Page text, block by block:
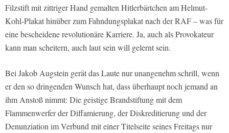
Filzstift mit zittriger Hand gemalten Hitlerbärtchen am Helmut-
Kohl-Plakat hinüber zum Fahndungsplakat nach der RAF – was für
eine bescheidene revolutionäre Karriere. Ja, auch als Provokateur
kann man scheitern, auch laut sein will gelernt sein.
Bei Jakob Augstein gerät das Laute nur unangenehm schrill, wenn
er den so dringenden Wunsch hat, dass überhaupt noch jemand an
ihm Anstoß nimmt: Die geistige Brandstiftung mit dem
Flammenwerfer der Diffamierung, der Diskreditierung und der
Denunziation im Verbund mit einer Titelseite seines Freitags nur